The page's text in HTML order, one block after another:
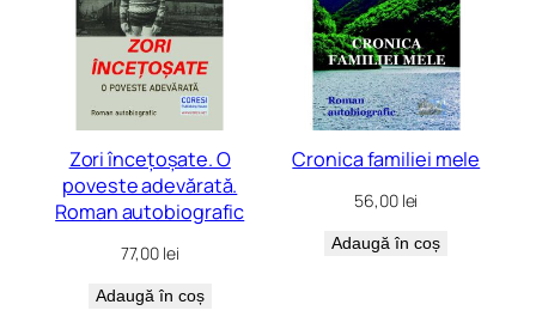
Zori încețoșate. O
poveste adevărată.
Roman autobiografic
77,00 lei
Adaugă în coș
Cronica familiei mele
56,00 lei
Adaugă în coș